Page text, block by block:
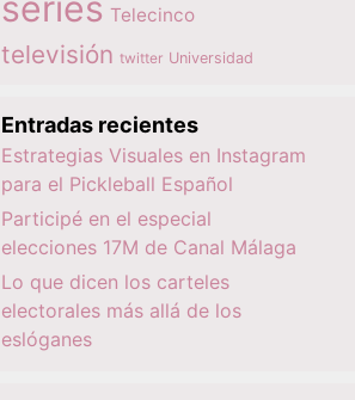
Telecinco
televisión twitter Universidad
Entradas recientes
Estrategias Visuales en Instagram
para el Pickleball Español
Participé en el especial
elecciones 17M de Canal Málaga
Lo que dicen los carteles
electorales más allá de los
eslóganes